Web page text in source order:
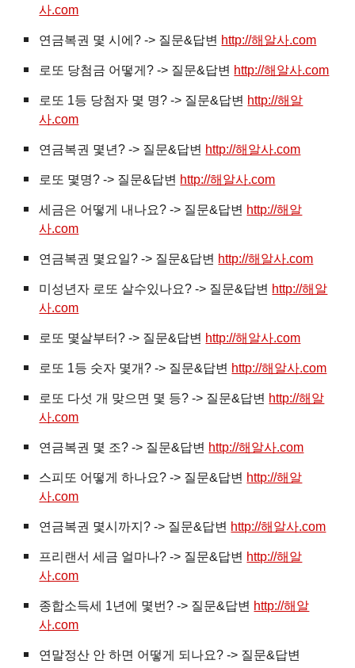
사.com
연금복권 몇 시에? -> 질문&답변 http://해알사.com
로또 당첨금 어떻게? -> 질문&답변 http://해알사.com
로또 1등 당첨자 몇 명? -> 질문&답변 http://해알
사.com
연금복권 몇년? -> 질문&답변 http://해알사.com
로또 몇명? -> 질문&답변 http://해알사.com
세금은 어떻게 내나요? -> 질문&답변 http://해알
사.com
연금복권 몇요일? -> 질문&답변 http://해알사.com
미성년자 로또 살수있나요? -> 질문&답변 http://해알
사.com
로또 몇살부터? -> 질문&답변 http://해알사.com
로또 1등 숫자 몇개? -> 질문&답변 http://해알사.com
로또 다섯 개 맞으면 몇 등? -> 질문&답변 http://해알
사.com
연금복권 몇 조? -> 질문&답변 http://해알사.com
스피또 어떻게 하나요? -> 질문&답변 http://해알
사.com
연금복권 몇시까지? -> 질문&답변 http://해알사.com
프리랜서 세금 얼마나? -> 질문&답변 http://해알
사.com
종합소득세 1년에 몇번? -> 질문&답변 http://해알
사.com
연말정산 안 하면 어떻게 되나요? -> 질문&답변